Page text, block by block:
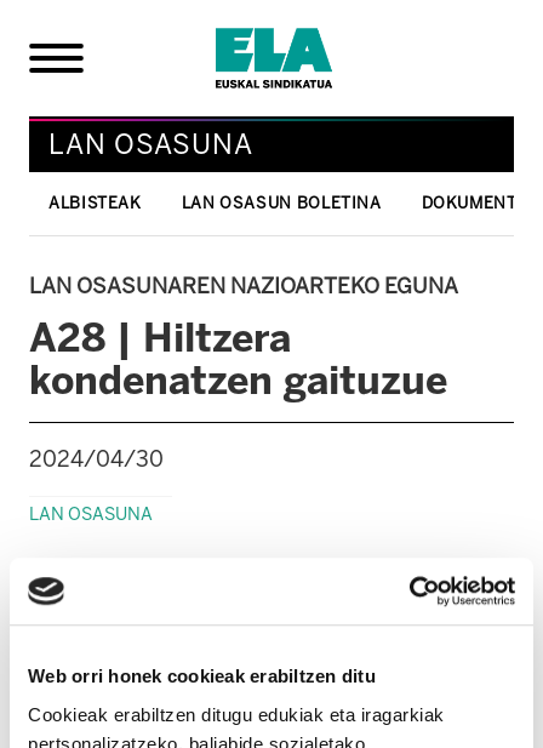
Web orri honek cookieak erabiltzen ditu
Cookieak erabiltzen ditugu edukiak eta iragarkiak
pertsonalizatzeko, baliabide sozialetako
LAN OSASUNA
ALBISTEAK LAN OSASUN BOLETINA
LAN OSASUNAREN NAZIOARTEKO EGUNA
A28 | Hiltzera
kondenatzen gaituzue
2024/04/30
LAN OSASUNA